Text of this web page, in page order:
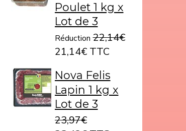
Poulet 1 kg x
Lot de 3
Réduction 22,14€
21,14€ TTC
Nova Felis
Lapin 1 kg x
Lot de 3
23,97€